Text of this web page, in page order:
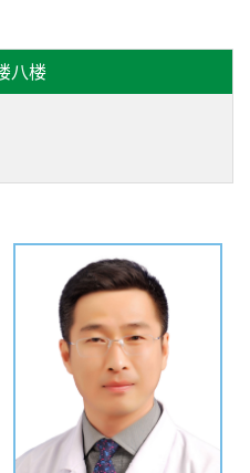
直肠癌、胃癌诊疗规范的制
实践指南（NCCN中国版）
发表SCI收录文章30余篇，
加国际国内临床研究70余
项，其中国际研究项目10
及免疫治疗药物免费治疗消
期生存。在为肿瘤患者提供
和家属提供了最人文的关
八楼